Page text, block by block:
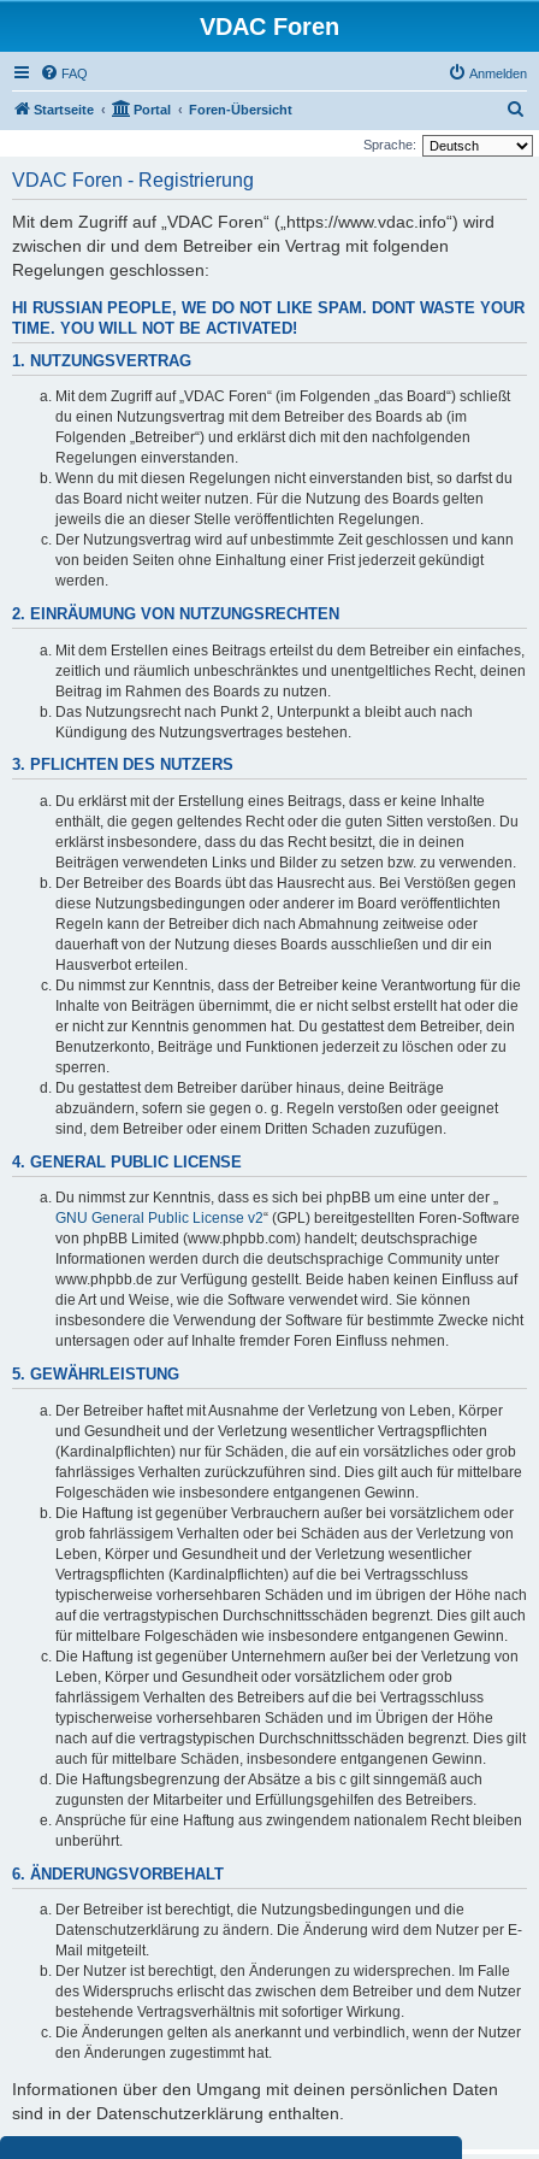
VDAC Foren
FAQ Anmelden
Startseite Portal Foren-Übersicht
u
Sprache:
VDAC Foren - Registrierung
Mit dem Zugriff auf „VDAC Foren“ („https://www.vdac.info“) wird
zwischen dir und dem Betreiber ein Vertrag mit folgenden
Regelungen geschlossen:
HI RUSSIAN PEOPLE, WE DO NOT LIKE SPAM. DONT WASTE YOUR
TIME. YOU WILL NOT BE ACTIVATED!
1. NUTZUNGSVERTRAG
Mit dem Zugriff auf „VDAC Foren“ (im Folgenden „das Board“) schließt
du einen Nutzungsvertrag mit dem Betreiber des Boards ab (im
Folgenden „Betreiber“) und erklärst dich mit den nachfolgenden
Regelungen einverstanden.
Wenn du mit diesen Regelungen nicht einverstanden bist, so darfst du
das Board nicht weiter nutzen. Für die Nutzung des Boards gelten
jeweils die an dieser Stelle veröffentlichten Regelungen.
Der Nutzungsvertrag wird auf unbestimmte Zeit geschlossen und kann
von beiden Seiten ohne Einhaltung einer Frist jederzeit gekündigt
werden.
2. EINRÄUMUNG VON NUTZUNGSRECHTEN
Mit dem Erstellen eines Beitrags erteilst du dem Betreiber ein einfaches,
zeitlich und räumlich unbeschränktes und unentgeltliches Recht, deinen
Beitrag im Rahmen des Boards zu nutzen.
Das Nutzungsrecht nach Punkt 2, Unterpunkt a bleibt auch nach
Kündigung des Nutzungsvertrages bestehen.
3. PFLICHTEN DES NUTZERS
Du erklärst mit der Erstellung eines Beitrags, dass er keine Inhalte
enthält, die gegen geltendes Recht oder die guten Sitten verstoßen. Du
erklärst insbesondere, dass du das Recht besitzt, die in deinen
Beiträgen verwendeten Links und Bilder zu setzen bzw. zu verwenden.
Der Betreiber des Boards übt das Hausrecht aus. Bei Verstößen gegen
diese Nutzungsbedingungen oder anderer im Board veröffentlichten
Regeln kann der Betreiber dich nach Abmahnung zeitweise oder
dauerhaft von der Nutzung dieses Boards ausschließen und dir ein
Hausverbot erteilen.
Du nimmst zur Kenntnis, dass der Betreiber keine Verantwortung für die
Inhalte von Beiträgen übernimmt, die er nicht selbst erstellt hat oder die
er nicht zur Kenntnis genommen hat. Du gestattest dem Betreiber, dein
Benutzerkonto, Beiträge und Funktionen jederzeit zu löschen oder zu
sperren.
Du gestattest dem Betreiber darüber hinaus, deine Beiträge
abzuändern, sofern sie gegen o. g. Regeln verstoßen oder geeignet
sind, dem Betreiber oder einem Dritten Schaden zuzufügen.
4. GENERAL PUBLIC LICENSE
Du nimmst zur Kenntnis, dass es sich bei phpBB um eine unter der „
GNU General Public License v2“ (GPL) bereitgestellten Foren-Software
von phpBB Limited (www.phpbb.com) handelt; deutschsprachige
Informationen werden durch die deutschsprachige Community unter
www.phpbb.de zur Verfügung gestellt. Beide haben keinen Einfluss auf
die Art und Weise, wie die Software verwendet wird. Sie können
insbesondere die Verwendung der Software für bestimmte Zwecke nicht
untersagen oder auf Inhalte fremder Foren Einfluss nehmen.
5. GEWÄHRLEISTUNG
Der Betreiber haftet mit Ausnahme der Verletzung von Leben, Körper
und Gesundheit und der Verletzung wesentlicher Vertragspflichten
(Kardinalpflichten) nur für Schäden, die auf ein vorsätzliches oder grob
fahrlässiges Verhalten zurückzuführen sind. Dies gilt auch für mittelbare
Folgeschäden wie insbesondere entgangenen Gewinn.
Die Haftung ist gegenüber Verbrauchern außer bei vorsätzlichem oder
grob fahrlässigem Verhalten oder bei Schäden aus der Verletzung von
Leben, Körper und Gesundheit und der Verletzung wesentlicher
Vertragspflichten (Kardinalpflichten) auf die bei Vertragsschluss
typischerweise vorhersehbaren Schäden und im übrigen der Höhe nach
auf die vertragstypischen Durchschnittsschäden begrenzt. Dies gilt auch
für mittelbare Folgeschäden wie insbesondere entgangenen Gewinn.
Die Haftung ist gegenüber Unternehmern außer bei der Verletzung von
Leben, Körper und Gesundheit oder vorsätzlichem oder grob
fahrlässigem Verhalten des Betreibers auf die bei Vertragsschluss
typischerweise vorhersehbaren Schäden und im Übrigen der Höhe
nach auf die vertragstypischen Durchschnittsschäden begrenzt. Dies gilt
auch für mittelbare Schäden, insbesondere entgangenen Gewinn.
Die Haftungsbegrenzung der Absätze a bis c gilt sinngemäß auch
zugunsten der Mitarbeiter und Erfüllungsgehilfen des Betreibers.
Ansprüche für eine Haftung aus zwingendem nationalem Recht bleiben
unberührt.
6. ÄNDERUNGSVORBEHALT
Der Betreiber ist berechtigt, die Nutzungsbedingungen und die
Datenschutzerklärung zu ändern. Die Änderung wird dem Nutzer per E-
Mail mitgeteilt.
Der Nutzer ist berechtigt, den Änderungen zu widersprechen. Im Falle
des Widerspruchs erlischt das zwischen dem Betreiber und dem Nutzer
bestehende Vertragsverhältnis mit sofortiger Wirkung.
Die Änderungen gelten als anerkannt und verbindlich, wenn der Nutzer
den Änderungen zugestimmt hat.
Informationen über den Umgang mit deinen persönlichen Daten
sind in der Datenschutzerklärung enthalten.